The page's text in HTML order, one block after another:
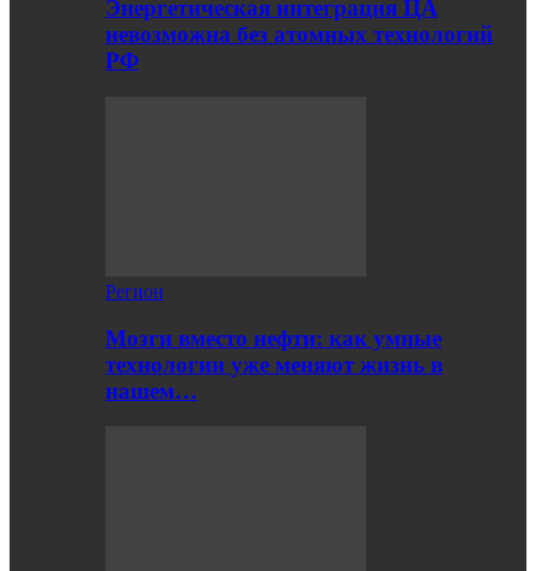
Энергетическая интеграция ЦА
невозможна без атомных технологий
РФ
Регион
Мозги вместо нефти: как умные
технологии уже меняют жизнь в
нашем…